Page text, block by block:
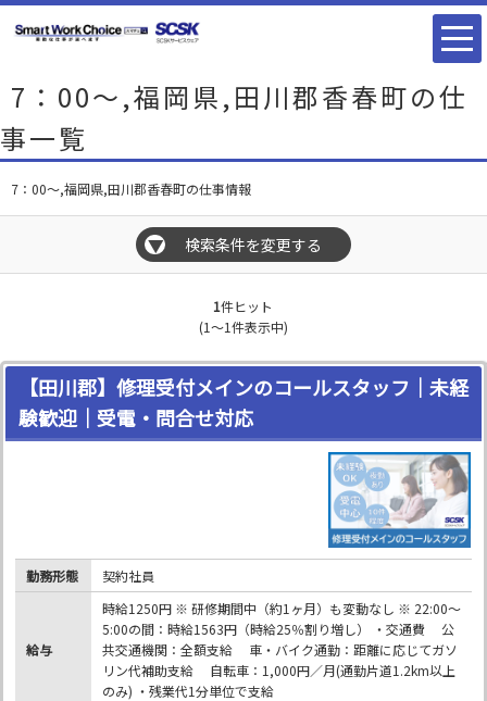
7：00～,福岡県,田川郡香春町の仕
事一覧
7：00～,福岡県,田川郡香春町の仕事情報
▼ 検索条件を変更する
1件ヒット
(1～1件表示中)
【田川郡】修理受付メインのコールスタッフ｜未経
験歓迎｜受電・問合せ対応
勤務形態 契約社員
給与
時給1250円 ※ 研修期間中（約1ヶ月）も変動なし ※ 22:00～
5:00の間：時給1563円（時給25％割り増し） ・交通費 公
共交通機関：全額支給 車・バイク通勤：距離に応じてガソ
リン代補助支給 自転車：1,000円／月(通勤片道1.2km以上
のみ) ・残業代1分単位で支給